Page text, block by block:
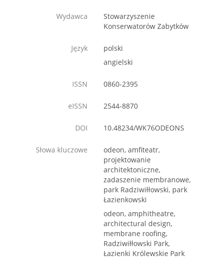
Wydawca
Stowarzyszenie
Konserwatorów Zabytków
Język
polski
angielski
ISSN 0860-2395
eISSN 2544-8870
DOI 10.48234/WK76ODEONS
Słowa kluczowe
odeon, amfiteatr,
projektowanie
architektoniczne,
zadaszenie membranowe,
park Radziwiłłowski, park
Łazienkowski
odeon, amphitheatre,
architectural design,
membrane roofing,
Radziwiłłowski Park,
Łazienki Królewskie Park